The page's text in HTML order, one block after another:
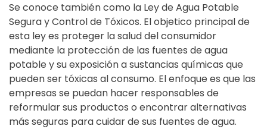
Se conoce también como la Ley de Agua Potable
Segura y Control de Tóxicos. El objetico principal de
esta ley es proteger la salud del consumidor
mediante la protección de las fuentes de agua
potable y su exposición a sustancias químicas que
pueden ser tóxicas al consumo. El enfoque es que las
empresas se puedan hacer responsables de
reformular sus productos o encontrar alternativas
más seguras para cuidar de sus fuentes de agua.